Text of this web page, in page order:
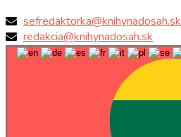
sefredaktorka@knihynadosah.sk
redakcia@knihynadosah.sk